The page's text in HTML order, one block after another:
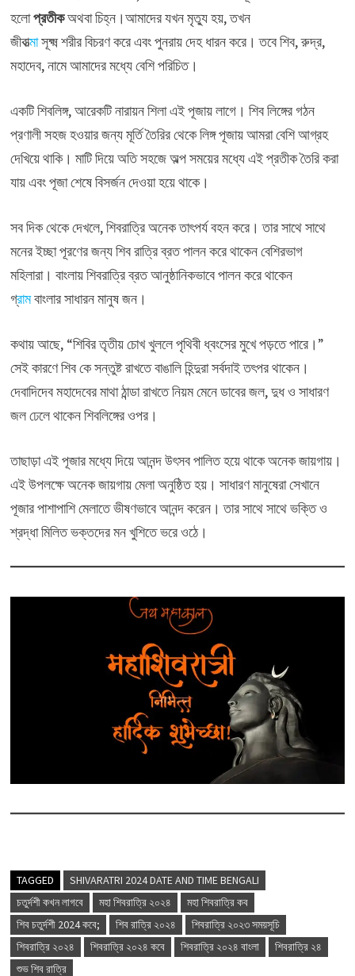
হলোপ্রতীকঅথবা চিহ্ন।আমাদের যখন মৃত্যু হয়, তখন
জীবাত্মাসূক্ষ্ম শরীর বিচরণ করে এবং পুনরায় দেহ ধারন করে। তবে শিব, রুদ্র,
মহাদেব, নামে আমাদের মধ্যে বেশি পরিচিত।
একটি শিবলিঙ্গ, আরেকটি নারায়ন শিলা এই পূজায় লাগে। শিব লিঙ্গের গঠন
প্রণালী সহজ হওয়ার জন্য মূর্তি তৈরির থেকে লিঙ্গ পূজায় আমরা বেশি আগ্রহ
দেখিয়ে থাকি। মাটি দিয়ে অতি সহজে অল্প সময়ের মধ্যে এই প্রতীক তৈরি করা
যায় এবং পূজা শেষে বিসর্জন দেওয়া হয়ে থাকে।
সব দিক থেকে দেখলে, শিবরাত্রি অনেক তাৎপর্য বহন করে। তার সাথে সাথে
মনের ইচ্ছা পূরণের জন্য শিব রাত্রি ব্রত পালন করে থাকেন বেশিরভাগ
মহিলারা। বাংলায় শিবরাত্রি ব্রত আনুষ্ঠানিকভাবে পালন করে থাকেন
গ্রামবাংলার সাধারন মানুষ জন।
কথায় আছে, “শিবির তৃতীয় চোখ খুললে পৃথিবী ধ্বংসের মুখে পড়তে পারে।”
সেই কারণে শিব কে সন্তুষ্ট রাখতে বাঙালি হিন্দুরা সর্বদাই তৎপর থাকেন।
দেবাদিদেব মহাদেবের মাথা ঠান্ডা রাখতে নিয়ম মেনে ডাবের জল, দুধ ও সাধারণ
জল ঢেলে থাকেন শিবলিঙ্গের ওপর।
তাছাড়া এই পূজার মধ্যে দিয়ে আনন্দ উৎসব পালিত হয়ে থাকে অনেক জায়গায়।
এই উপলক্ষে অনেক জায়গায় মেলা অনুষ্ঠিত হয়। সাধারণ মানুষেরা সেখানে
পূজার পাশাপাশি মেলাতে ভীষণভাবে আনন্দ করেন। তার সাথে সাথে ভক্তি ও
শ্রদ্ধা মিলিত ভক্তদের মন খুশিতে ভরে ওঠে।
TAGGED
SHIVARATRI 2024 DATE AND TIME BENGALI
চতুর্দশী কখন লাগবে
মহা শিবরাত্রি ২০২৪
মহা শিবরাত্রি কব
শিব চতুর্দশী 2024 কবে;
শিব রাত্রি ২০২৪
শিবরাত্রি ২০২৩ সময়সূচি
শিবরাত্রি ২০২৪
শিবরাত্রি ২০২৪ কবে শিবরাত্রি ২০২৪ বাংলা
শিবরাত্রি ২৪
শুভ শিব রাত্রি